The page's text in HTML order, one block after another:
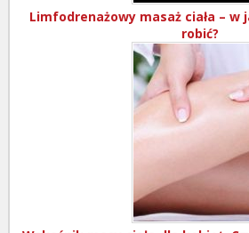
Limfodrenażowy masaż ciała – w
robić?